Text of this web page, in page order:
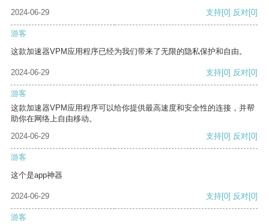
2024-06-29 支持[0] 反对[0]
游客
这款加速器VPM应用程序已经为我们带来了无限的隐私保护和自由。
2024-06-29 支持[0] 反对[0]
游客
这款加速器VPM应用程序可以给你提供最高速度和安全性的连接，并帮
助你在网络上自由移动。
2024-06-29
支持[0] 反对[0]
游客
这个是app神器
2024-06-29 支持[0] 反对[0]
游客